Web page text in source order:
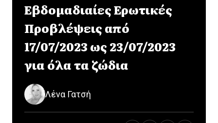
Εβδομαδιαίες Ερωτικές
Προβλέψεις από
17/07/2023 ως 23/07/2023
για όλα τα ζώδια
Λένα Γατσή